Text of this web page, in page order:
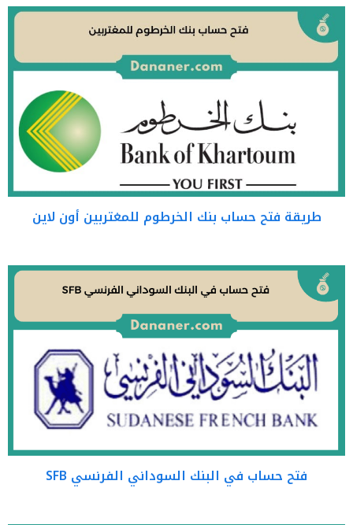
طريقة فتح حساب بنك الخرطوم للمغتربين أون لاين
فتح حساب في البنك السوداني الفرنسي SFB